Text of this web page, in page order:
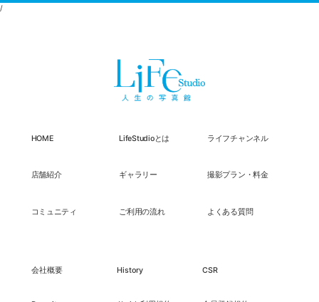
/
HOME LifeStudioとは ライフチャンネル
店舗紹介 ギャラリー 撮影プラン・料金
コミュニティ ご利用の流れ よくある質問
会社概要 History CSR